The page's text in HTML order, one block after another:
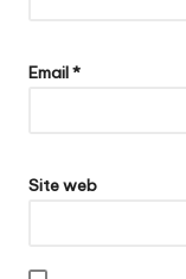
Email*
Site web